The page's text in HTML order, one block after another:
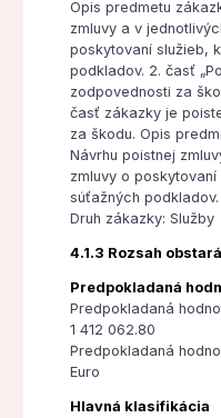
Opis predmetu
zmluvy a v
poskytovaní služieb,
podkladov. 2. časť
zodpovednosti za
časť zákazky je
za škodu. Opis
Návrhu poistnej
zmluvy o
súťažných podkladov.
Druh zákazky: Služby
4.1.3 Rozsah
Predpokladaná
Predpokladaná
1 412 062.80
Predpokladaná
Euro
Hlavná klasifikácia